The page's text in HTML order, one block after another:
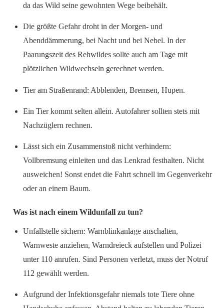
da das Wild seine gewohnten Wege beibehält.
Die größte Gefahr droht in der Morgen- und
Abenddämmerung, bei Nacht und bei Nebel. In der
Paarungszeit des Rehwildes sollte auch am Tage mit
plötzlichen Wildwechseln gerechnet werden.
Tier am Straßenrand: Abblenden, Bremsen, Hupen.
Ein Tier kommt selten allein. Autofahrer sollten stets mit
Nachzüglern rechnen.
Lässt sich ein Zusammenstoß nicht verhindern:
Vollbremsung einleiten und das Lenkrad festhalten. Nicht
ausweichen! Sonst endet die Fahrt schnell im Gegenverkehr
oder an einem Baum.
Was ist nach einem Wildunfall zu tun?
Unfallstelle sichern: Warnblinkanlage anschalten,
Warnweste anziehen, Warndreieck aufstellen und Polizei
unter 110 anrufen. Sind Personen verletzt, muss der Notruf
112 gewählt werden.
Aufgrund der Infektionsgefahr niemals tote Tiere ohne